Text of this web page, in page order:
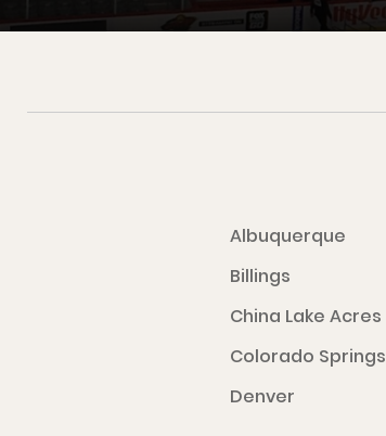
Albuquerque
Billings
China Lake Acres
Colorado Springs
Denver